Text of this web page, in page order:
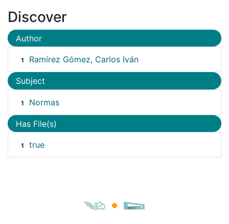
Discover
Author
1 Ramírez Gómez, Carlos Iván
Subject
1 Normas
Has File(s)
1 true